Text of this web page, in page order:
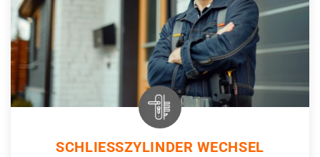
SCHLIESSZYLINDER WECHSEL